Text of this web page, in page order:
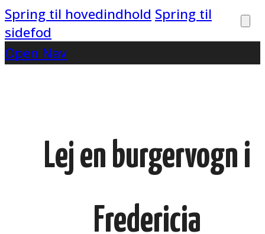
Spring til hovedindhold Spring til
sidefod
Open Nav
Lej en burgervogn i
Fredericia